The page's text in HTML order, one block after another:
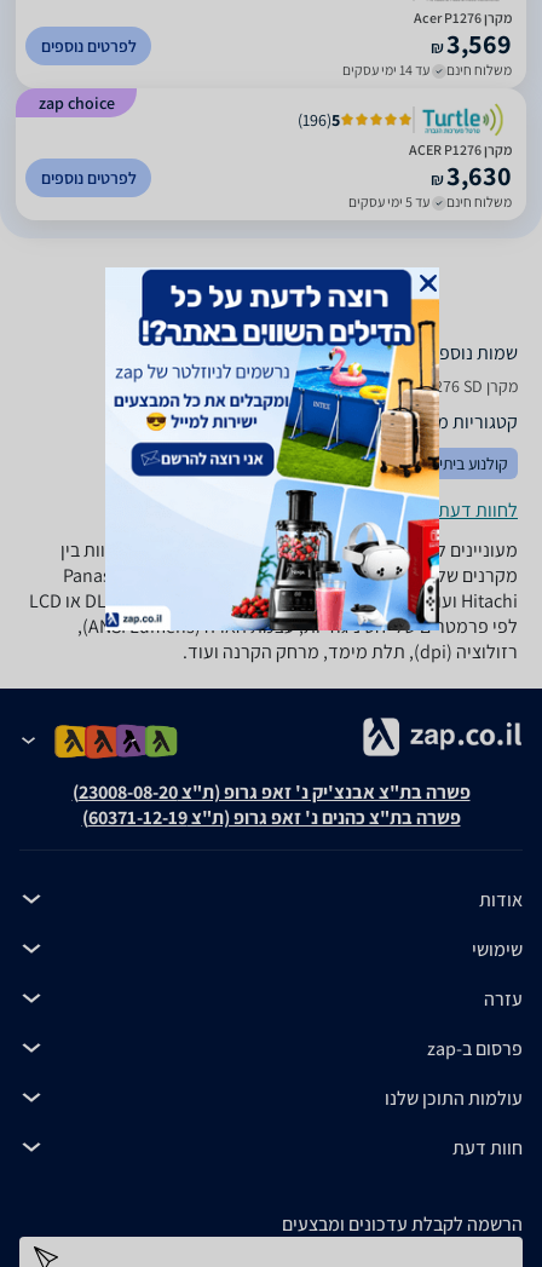
מקרן Acer P1276
₪3,569
משלוח חינם עד 14 ימי עסקים
לפרטים נוספים
zap choice
5
(
196
)
מקרן ACER P1276
₪3,630
משלוח חינם עד 5 ימי עסקים
לפרטים נוספים
שמות נוספים לדגם
מקרן Acer P 1276 SD אייסר, P1276 אייסר , אייסר P1276
קטגוריות משלימות
קולנוע ביתי טלויזיות מתקני תלייה
לחוות דעת ופרטי החנויות
מעוניינים לרכוש מקרן? ב-zap השוואת מחירים תוכלו להשוות בין
מקרנים של מיטב היצרנים: BenQ, טושיבה, Panasonic, Epson,
Hitachi ועוד. התאימו את סוג המקרן האידיאלי עבורכם: DLP או LCD
לפי פרמטרים של יחס ניגודיות, עצמת הארה (ANSI Lumens),
רזולוציה (dpi), תלת מימד, מרחק הקרנה ועוד.
פשרה בת"צ אבנצ'יק נ' זאפ גרופ (ת"צ 23008-08-20)
פשרה בת"צ כהנים נ' זאפ גרופ (ת"צ 60371-12-19)
אודות
שימושי
עזרה
פרסום ב-zap
עולמות התוכן שלנו
חוות דעת
הרשמה לקבלת עדכונים ומבצעים